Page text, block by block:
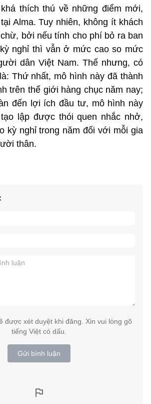
thích thú về những điểm mới,
Alma. Tuy nhiên, không ít khách
bởi nếu tính cho phí bỏ ra ban
nghỉ thì vẫn ở mức cao so mức
dân Việt Nam. Thế nhưng, có
Thứ nhất, mô hình này đã thành
trên thế giới hàng chục năm nay;
đến lợi ích đầu tư, mô hình này
lập được thói quen nhắc nhở,
kỳ nghỉ trong năm đối với mỗi gia
thân.
được xét duyệt khi đăng. Xin vui lòng gõ
tiếng Việt có dấu.
Gửi bình luận